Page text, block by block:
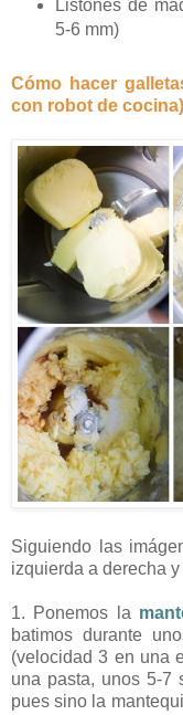
Listones de
5-6 mm)
Cómo hacer
con robot de cocina)
Siguiendo las
izquierda a derecha
1. Ponemos la
batimos durante
(velocidad 3 en una
una pasta, unos 5-7
pues sino la